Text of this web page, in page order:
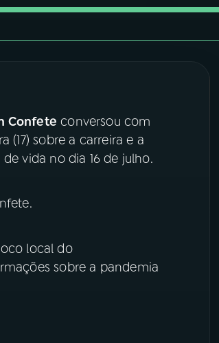
Confete conversou com
(17) sobre a carreira e a
vida no dia 16 de julho.
local do
sobre a pandemia